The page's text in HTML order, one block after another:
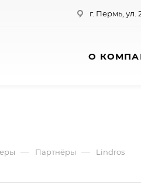
г. Пермь, ул.
О
— Партнёры — Lindros